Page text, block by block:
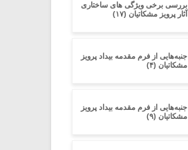
بررسی برخی ویژگی های ساختاری
آثار پرویز مشکاتیان (۱۷)
جنبه‌هایی از فرم مقدمه‌ بیداد پرویز
مشکاتیان (۴)
جنبه‌هایی از فرم مقدمه‌ بیداد پرویز
مشکاتیان (۹)